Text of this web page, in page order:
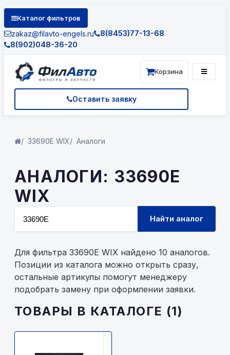
Каталог фильтров
zakaz@filavto-engels.ru
8(8453)77-13-68
8(902)048-36-20
Оставить заявку
Корзина
33690E WIX Аналоги
АНАЛОГИ: 33690E
WIX
Найти аналог
Для фильтра 33690E WIX найдено 10 аналогов.
Позиции из каталога можно открыть сразу,
остальные артикулы помогут менеджеру
подобрать замену при оформлении заявки.
ТОВАРЫ В КАТАЛОГЕ (1)